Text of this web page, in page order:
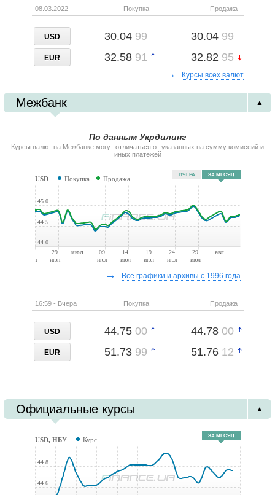
08.03.2022 Покупка Продажа
USD 30.04 99 30.04 99
EUR 32.58 91 32.82 95
→
Курсы всех валют
Межбанк ▲
По данным Укрдилинг
Курсы валют на Межбанке могут отличаться от указанных на сумму комиссий и
иных платежей
ЗА МЕСЯЦ
ВЧЕРА
USD Покупка Продажа
июн
29
июн
июл
09
июл
14
июл
19
июл
24
июл
29
июл
авг
44.0
44.5
45.0
→ Все графики и архивы с 1996 года
16:59 - Вчера Покупка Продажа
USD 44.75 00 44.78 00
EUR 51.73 99 51.76 12
Официальные курсы ▲
ЗА МЕСЯЦ
USD, НБУ Курс
44.6
44.8